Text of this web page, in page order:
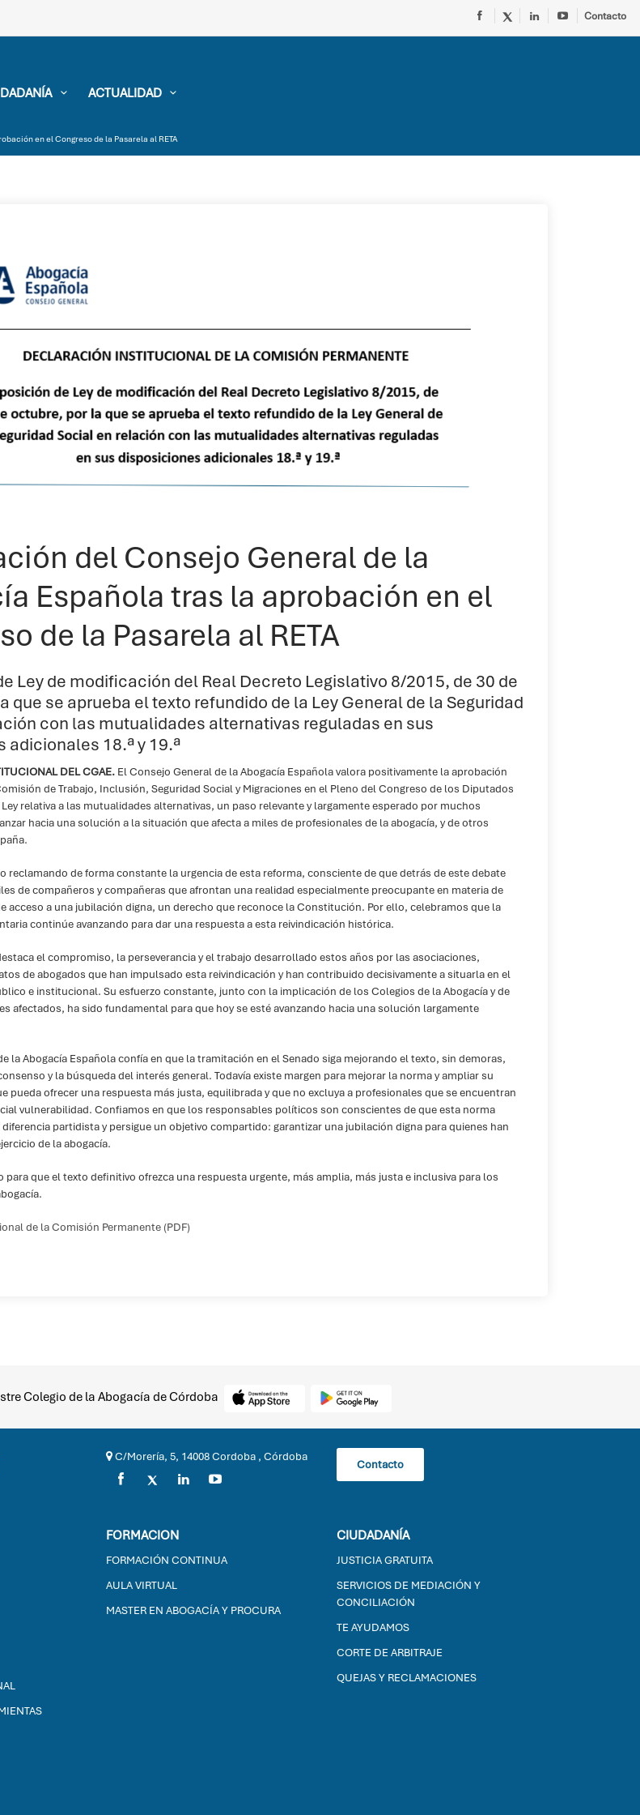
Contacto
ACTUALIDAD
en el Congreso de la Pasarela al RETA
del Consejo General de la
Española tras la aprobación en el
de la Pasarela al RETA
Ley de modificación del Real Decreto Legislativo 8/2015, de 30 de
que se aprueba el texto refundido de la Ley General de la Seguridad
con las mutualidades alternativas reguladas en sus
adicionales 18.ª y 19.ª
DEL CGAE. El Consejo General de la Abogacía Española valora positivamente la aprobación
de Trabajo, Inclusión, Seguridad Social y Migraciones en el Pleno del Congreso de los Diputados
relativa a las mutualidades alternativas, un paso relevante y largamente esperado por muchos
hacia una solución a la situación que afecta a miles de profesionales de la abogacía, y de otros
reclamando de forma constante la urgencia de esta reforma, consciente de que detrás de este debate
de compañeros y compañeras que afrontan una realidad especialmente preocupante en materia de
acceso a una jubilación digna, un derecho que reconoce la Constitución. Por ello, celebramos que la
continúe avanzando para dar una respuesta a esta reivindicación histórica.
el compromiso, la perseverancia y el trabajo desarrollado estos años por las asociaciones,
de abogados que han impulsado esta reivindicación y han contribuido decisivamente a situarla en el
e institucional. Su esfuerzo constante, junto con la implicación de los Colegios de la Abogacía y de
afectados, ha sido fundamental para que hoy se esté avanzando hacia una solución largamente
la Abogacía Española confía en que la tramitación en el Senado siga mejorando el texto, sin demoras,
y la búsqueda del interés general. Todavía existe margen para mejorar la norma y ampliar su
pueda ofrecer una respuesta más justa, equilibrada y que no excluya a profesionales que se encuentran
vulnerabilidad. Confiamos en que los responsables políticos son conscientes de que esta norma
partidista y persigue un objetivo compartido: garantizar una jubilación digna para quienes han
de la abogacía.
para que el texto definitivo ofrezca una respuesta urgente, más amplia, más justa e inclusiva para los
de la Comisión Permanente (PDF)
Colegio de la Abogacía de Córdoba
C/Morería, 5, 14008 Cordoba , Córdoba
Contacto
FORMACION
FORMACIÓN CONTINUA
AULA VIRTUAL
MASTER EN ABOGACÍA Y PROCURA
CIUDADANÍA
JUSTICIA GRATUITA
SERVICIOS DE MEDIACIÓN Y
CONCILIACIÓN
TE AYUDAMOS
CORTE DE ARBITRAJE
QUEJAS Y RECLAMACIONES